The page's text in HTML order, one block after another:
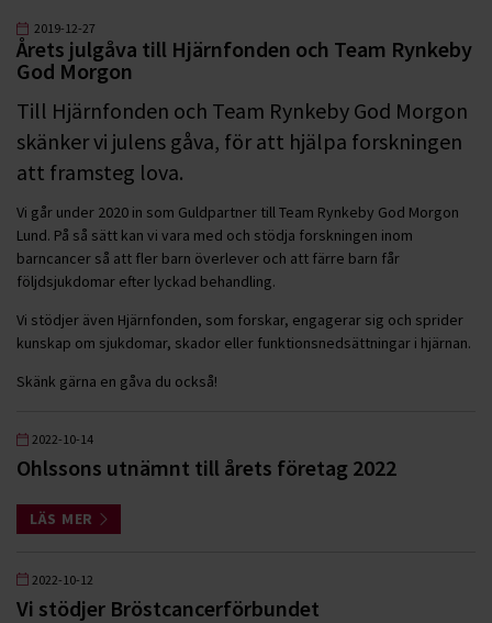
2019-12-27
Årets julgåva till Hjärnfonden och Team Rynkeby
God Morgon
Till Hjärnfonden och Team Rynkeby God Morgon
skänker vi julens gåva, för att hjälpa forskningen
att framsteg lova.
Vi går under 2020 in som Guldpartner till Team Rynkeby God Morgon
Lund. På så sätt kan vi vara med och stödja forskningen inom
barncancer så att fler barn överlever och att färre barn får
följdsjukdomar efter lyckad behandling.
Vi stödjer även Hjärnfonden, som forskar, engagerar sig och sprider
kunskap om sjukdomar, skador eller funktionsnedsättningar i hjärnan.
Skänk gärna en gåva du också!
2022-10-14
Ohlssons utnämnt till årets företag 2022
LÄS MER
2022-10-12
Vi stödjer Bröstcancerförbundet